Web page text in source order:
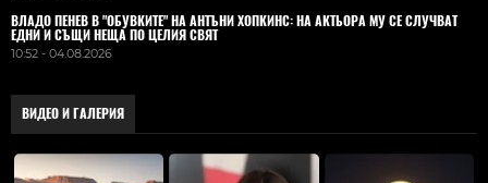
ВЛАДO ПЕНЕВ В "ОБУВКИТЕ" НА АНТЪНИ ХОПКИНС: НА АКТЬОРА МУ СЕ СЛУЧВАТ
ЕДНИ И СЪЩИ НЕЩА ПО ЦЕЛИЯ СВЯТ
10:52 - 04.08.2026
ВИДЕО И ГАЛЕРИЯ